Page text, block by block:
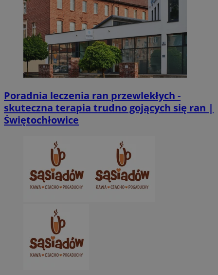
Poradnia leczenia ran przewlekłych -
skuteczna terapia trudno gojących się ran |
Świętochłowice